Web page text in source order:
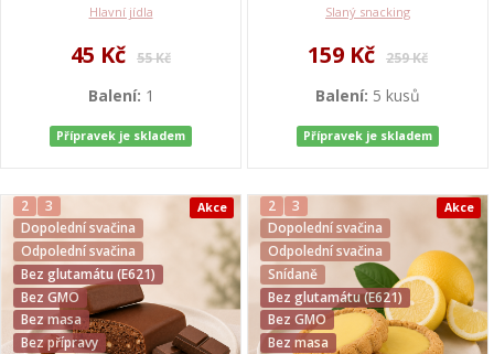
Hlavní jídla
45 Kč 55 Kč
Balení: 1
Přípravek je skladem
Slaný snacking
159 Kč 259 Kč
Balení: 5 kusů
Přípravek je skladem
2
3
Dopolední svačina
Odpolední svačina
Bez glutamátu (E621)
Bez GMO
Bez masa
Bez přípravy
Akce 2
3
Dopolední svačina
Odpolední svačina
Snídaně
Bez glutamátu (E621)
Bez GMO
Bez masa
Akce